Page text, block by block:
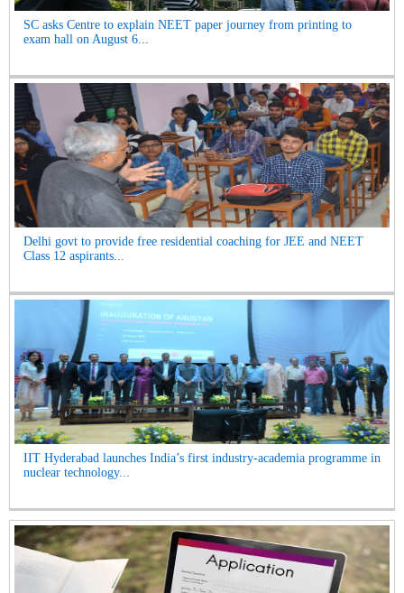
SC asks Centre to explain NEET paper journey from printing to
exam hall on August 6...
Delhi govt to provide free residential coaching for JEE and NEET
Class 12 aspirants...
IIT Hyderabad launches India’s first industry-academia programme in
nuclear technology...